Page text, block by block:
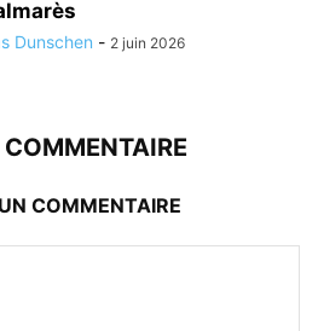
Dunschen - 2 juin 2026
COMMENTAIRE